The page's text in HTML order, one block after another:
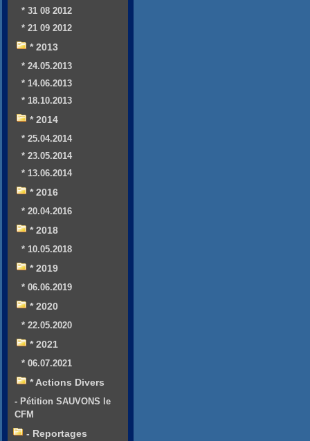
* 31 08 2012
* 21 09 2012
* 2013
* 24.05.2013
* 14.06.2013
* 18.10.2013
* 2014
* 25.04.2014
* 23.05.2014
* 13.06.2014
* 2016
* 20.04.2016
* 2018
* 10.05.2018
* 2019
* 06.06.2019
* 2020
* 22.05.2020
* 2021
* 06.07.2021
* Actions Divers
- Pétition SAUVONS le
CFM
- Reportages